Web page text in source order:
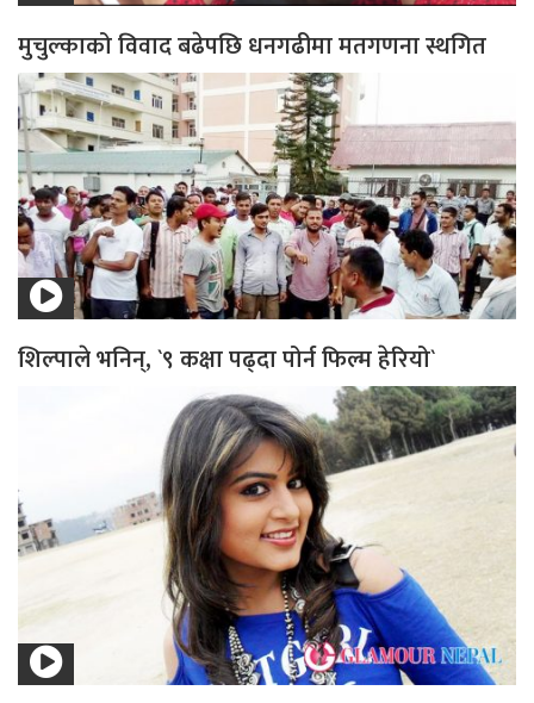
मुचुल्काको विवाद बढेपछि धनगढीमा मतगणना स्थगित
शिल्पाले भनिन्, `९ कक्षा पढ्दा पोर्न फिल्म हेरियो`